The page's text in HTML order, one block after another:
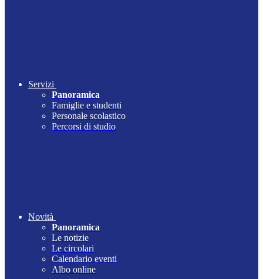
Servizi
Panoramica
Famiglie e studenti
Personale scolastico
Percorsi di studio
Novità
Panoramica
Le notizie
Le circolari
Calendario eventi
Albo online